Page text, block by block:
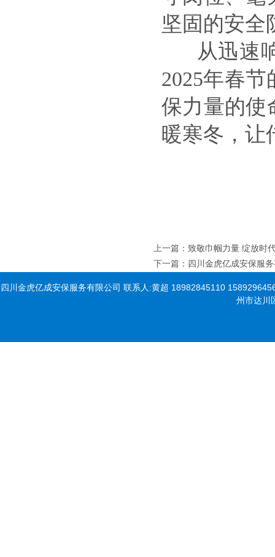
坚固的安全
从迅速
2025年春节
保力量的使
暖寒冬，让
上一篇 ： 致敬巾帼力量 绽放时
下一篇 ： 四川金虎亿成安保服
四川金虎亿成安保服务有限公司 联系人:黄超 18982845110
州市达川